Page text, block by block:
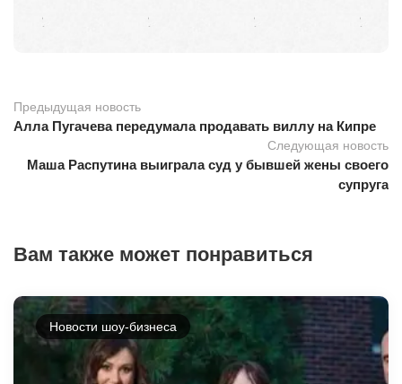
Предыдущая новость
Алла Пугачева передумала продавать виллу на Кипре
Следующая новость
Маша Распутина выиграла суд у бывшей жены своего
супруга
Вам также может понравиться
Новости шоу-бизнеса